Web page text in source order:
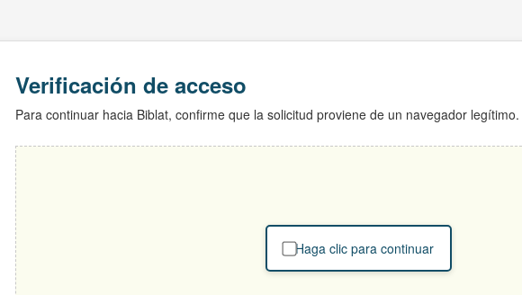
Verificación de acceso
Para continuar hacia Biblat, confirme que la solicitud proviene de un navegador legítimo.
Haga clic para continuar